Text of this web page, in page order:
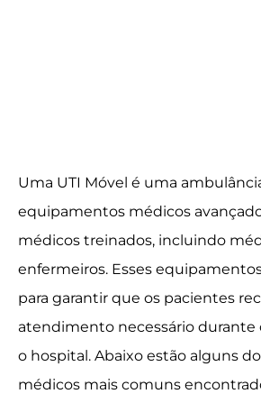
Uma UTI Móvel é uma
equipamentos médicos
médicos treinados, incluindo
enfermeiros. Esses
para garantir que os pacientes
atendimento necessário durante
o hospital. Abaixo estão alguns
médicos mais comuns